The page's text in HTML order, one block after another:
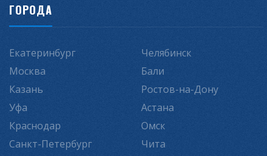
ГОРОДА
Екатеринбург
Москва
Казань
Уфа
Краснодар
Санкт-Петербург
Челябинск
Бали
Ростов-на-Дону
Астана
Омск
Чита